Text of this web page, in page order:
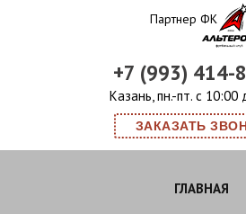
+7 (993) 414-
Казань, пн.-пт. с 10:00
ЗАКАЗАТЬ
Партнер ФК
ГЛАВНАЯ